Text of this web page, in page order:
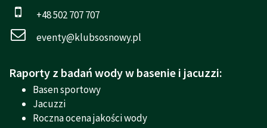
+48 502 707 707
eventy@klubsosnowy.pl
Raporty z badań wody w basenie i jacuzzi:
Basen sportowy
Jacuzzi
Roczna ocena jakości wody